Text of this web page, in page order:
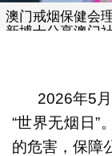
澳门戒烟保健会
新博士分享澳门
澳
2026年5
“世界无烟日”
的危害，保障